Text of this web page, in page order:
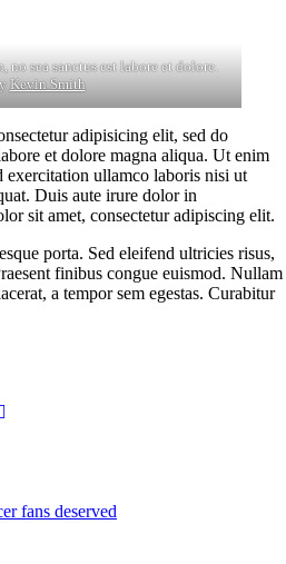
no sea sanctus est labore et dolore.
Kevin Smith
adipisicing elit, sed do
et dolore magna aliqua. Ut enim
exercitation ullamco laboris nisi ut
Duis aute irure dolor in
sit amet, consectetur adipiscing elit.
porta. Sed eleifend ultricies risus,
finibus congue euismod. Nullam
a tempor sem egestas. Curabitur
fans deserved